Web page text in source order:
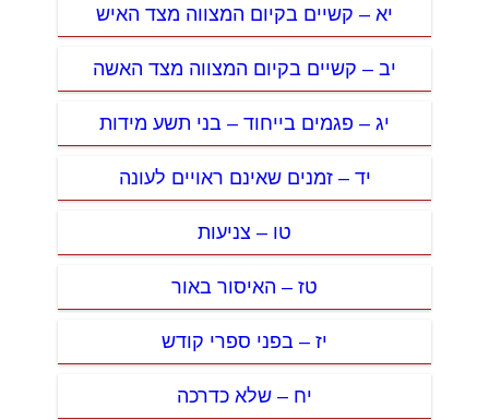
יא – קשיים בקיום המצווה מצד האיש
יב – קשיים בקיום המצווה מצד האשה
יג – פגמים בייחוד – בני תשע מידות
יד – זמנים שאינם ראויים לעונה
טו – צניעות
טז – האיסור באור
יז – בפני ספרי קודש
יח – שלא כדרכה